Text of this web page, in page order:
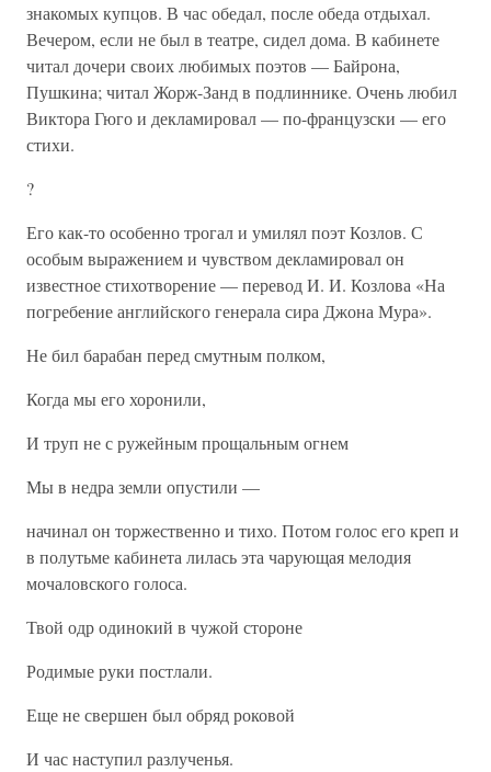
знакомых купцов. В час обедал, после обеда отдыхал.
Вечером, если не был в театре, сидел дома. В кабинете
читал дочери своих любимых поэтов — Байрона,
Пушкина; читал Жорж-Занд в подлиннике. Очень любил
Виктора Гюго и декламировал — по-французски — его
стихи.
?
Его как-то особенно трогал и умилял поэт Козлов. С
особым выражением и чувством декламировал он
известное стихотворение — перевод И. И. Козлова «На
погребение английского генерала сира Джона Мура».
Не бил барабан перед смутным полком,
Когда мы его хоронили,
И труп не с ружейным прощальным огнем
Мы в недра земли опустили —
начинал он торжественно и тихо. Потом голос его креп и
в полутьме кабинета лилась эта чарующая мелодия
мочаловского голоса.
Твой одр одинокий в чужой стороне
Родимые руки постлали.
Еще не свершен был обряд роковой
И час наступил разлученья.